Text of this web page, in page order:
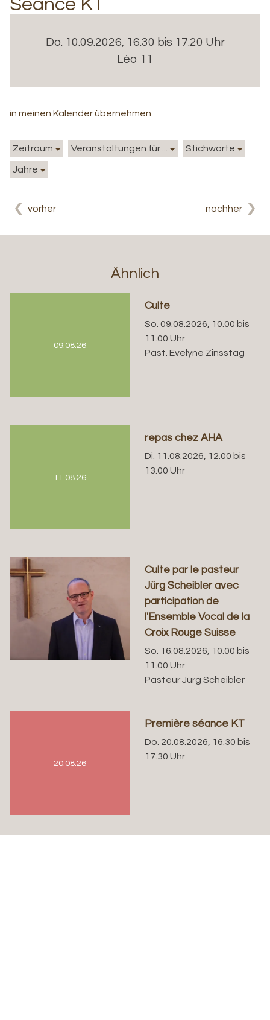
Séance KT
Do. 10.09.2026, 16.30 bis 17.20 Uhr
Léo 11
in meinen Kalender übernehmen
Zeitraum Veranstaltungen für ... Stichworte
Jahre
vorher nachher
Ähnlich
09.08.26
Culte
So. 09.08.2026, 10.00 bis
11.00 Uhr
Past. Evelyne Zinsstag
11.08.26
repas chez AHA
Di. 11.08.2026, 12.00 bis
13.00 Uhr
Culte par le pasteur
Jürg Scheibler avec
participation de
l'Ensemble Vocal de la
Croix Rouge Suisse
So. 16.08.2026, 10.00 bis
11.00 Uhr
Pasteur Jürg Scheibler
20.08.26
Première séance KT
Do. 20.08.2026, 16.30 bis
17.30 Uhr